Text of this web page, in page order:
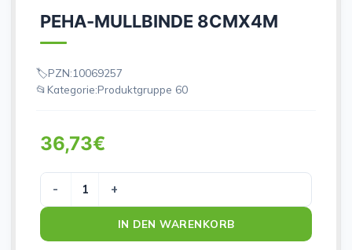
PEHA-MULLBINDE 8CMX4M
PZN:10069257
Kategorie:Produktgruppe 60
36,73€
PEHA-MULLBINDE 8CMX4M Menge
IN DEN WARENKORB